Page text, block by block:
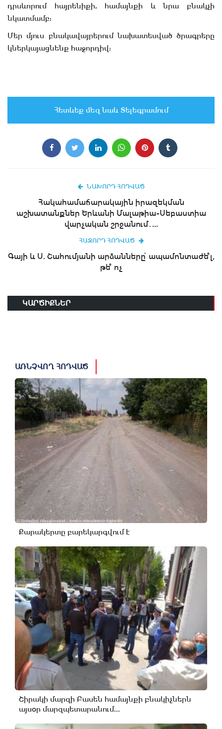
դրսևորում հայրենիքի, համայնքի և նրա բնակչի
նկատմամբ:
Մեր մյուս բնակավայրերում նախատեսված ծրագրերը
կներկայացնենք հաջորդիվ:
Հետևեք մեզ նաև Տելեգրամում
ՆԱԽՈՐԴ ՀՈԴՎԱԾ
Հակահամաճարակային իրազեկման
աշխատանքներ Երևանի Մալաթիա-Սեբաստիա
վարչական շրջանում․...
ՀԱՋՈՐԴ ՀՈԴՎԱԾ
Գայի և Ս. Շահումյանի արձանները՝ ապամոնտաժե՞լ,
թե՞ ոչ
ԿԱՐԾԻՔՆԵՐ
ԱՌՆՉՎՈՂ ՀՈԴՎԱԾ
Քարակերտը բարեկարգվում է
Շիրակի մարզի Բասեն համայնքի բնակիչներն
այսօր մարզպետարանում...